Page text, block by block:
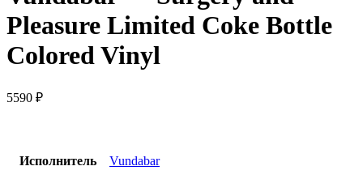
Pleasure Limited Coke Bottle
Colored Vinyl
5590 ₽
Исполнитель Vundabar